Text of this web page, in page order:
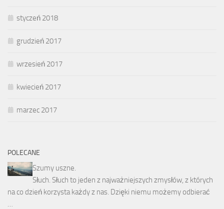
styczeń 2018
grudzień 2017
wrzesień 2017
kwiecień 2017
marzec 2017
POLECANE
Szumy uszne.
Słuch. Słuch to jeden z najważniejszych zmysłów, z których
na co dzień korzysta każdy z nas. Dzięki niemu możemy odbierać
…